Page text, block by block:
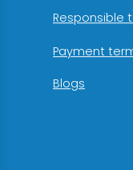
Responsible
Payment
Blogs